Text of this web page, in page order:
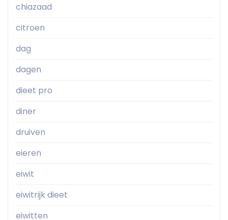
chiazaad
citroen
dag
dagen
dieet pro
diner
druiven
eieren
eiwit
eiwitrijk dieet
eiwitten